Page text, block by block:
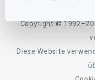
Qualität
Barrierefreiheit
Copyright ©
Diese Website